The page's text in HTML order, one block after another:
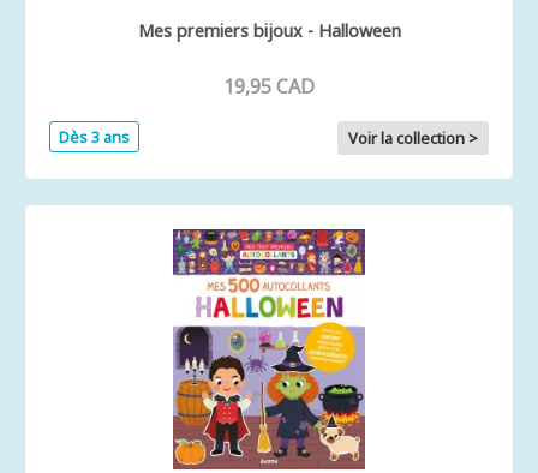
Mes premiers bijoux - Halloween
19,95 CAD
Dès 3 ans Voir la collection >